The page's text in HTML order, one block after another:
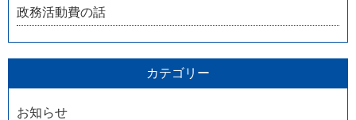
政務活動費の話
カテゴリー
お知らせ